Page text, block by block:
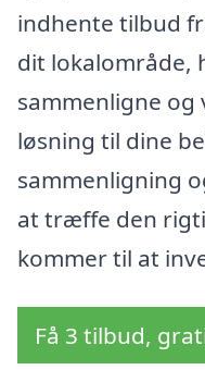
indhente tilbud
dit lokalområde,
sammenligne
løsning til dine
sammenligning
at træffe den
kommer til at
Få 3 tilbud,